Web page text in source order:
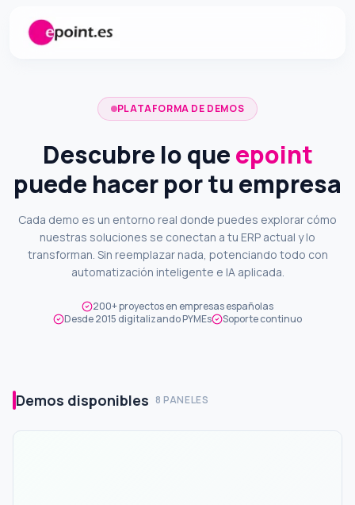
PLATAFORMA DE DEMOS
Descubre lo queepoint
puede hacer por tu empresa
Cada demo es un entorno real donde puedes explorar cómo
nuestras soluciones se conectan a tu ERP actual y lo
transforman. Sin reemplazar nada, potenciando todo con
automatización inteligente e IA aplicada.
200+ proyectos en empresas españolas
Desde 2015 digitalizando PYMEs
Soporte continuo
Demos disponibles 8 PANELES